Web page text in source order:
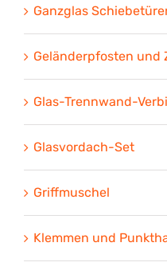
Ganzglas
Geländerpfosten und
Glas-Trennwand-
Glasvordach-Set
Griffmuschel
Klemmen und